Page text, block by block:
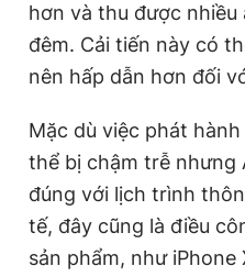
hơn và thu được nhiều
đêm. Cải tiến này có
nên hấp dẫn hơn đối
Mặc dù việc phát hành
thể bị chậm trễ nhưng
đúng với lịch trình
tế, đây cũng là điều
sản phẩm, như